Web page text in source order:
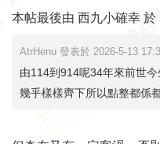
本帖最後由 西九小確幸
AtrHenu 發表於 2026-5-13
由114到914呢34年來前世
幾乎樣樣齊下所以點整都係